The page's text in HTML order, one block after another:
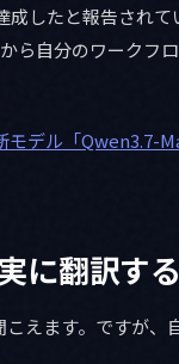
したと報告されて
ら自分のワークフ
デル「Qwen3.7-
に翻訳す
えます。ですが、